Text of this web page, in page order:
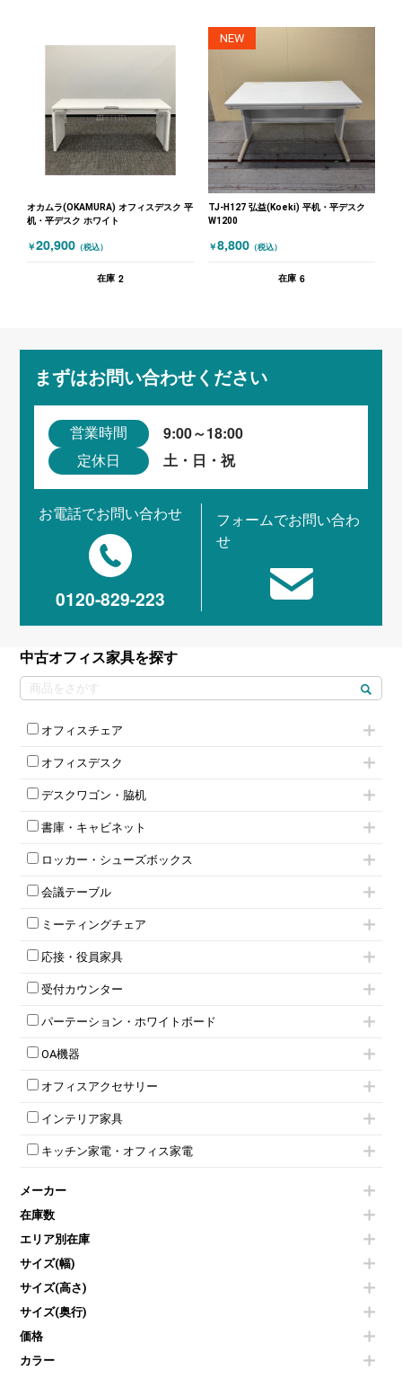
オカムラ(OKAMURA) オフィスデスク 平
机・平デスク ホワイト
￥20,900 （税込）
在庫 2
NEW
TJ-H127 弘益(Koeki) 平机・平デスク
W1200
￥8,800 （税込）
在庫 6
まずはお問い合わせください
営業時間 9:00～18:00
定休日 土・日・祝
お電話でお問い合わせ
0120-829-223
フォームでお問い合わ
せ
中古オフィス家具を探す
オフィスチェア
肘無しチェア
役員チェア
オフィスチェアその他
オフィスデスク
フリーアドレスデスク（ベンチデスク）
昇降デスク
両袖机
デスクワゴン・脇机
インワゴン2段
インワゴン3段
脇机
書庫・キャビネット
ハイキャビネット
ローキャビネット
両開きキャビネット
上下連結キャビネット
軽量ラック（スチールラック）
収納家具その他
両開書庫
ラテラル書庫
ロッカー・シューズボックス
1人用ロッカー
2人用ロッカー
3人用ロッカー
5人用ロッカー
8人用ロッカー
多人数ロッカー
ダイヤル錠ロッカー
ダイヤル錠ロッカー
ワードローブ・クローゼット
会議テーブル
スタッキングテーブル
ネスティングテーブル
カウンターテーブル
T字脚テーブル
会議テーブルW1200～
会議テーブルW1800～
平行スタックテーブル
会議テーブルその他
ミーティングチェア
キャスター付きミーティングチェア
スタッキングミーティングチェア
テーブル付きミーティングチェア
折りたたみミーティングチェア
ハイチェア
ミーティングチェアその他
応接・役員家具
応接セット
応接ソファ
応接チェア
応接・役員家具その他
受付カウンター
ローカウンター
ラウンジカウンター
パーテーション・ホワイトボード
パーテーション
自立タイプパーテーション
パーテーションその他
壁掛けホワイトボード
ホワイトボードその他
OA機器
電話機（ビジネスフォン）
シュレッダー
スクリーン
その他OA機器
オフィスアクセサリー
チェア用台車
演台・講演台・演説台
防音パネル
コートハンガー・ポールハンガー
傘立て
食器棚・キッチンキャビネット
カタログスタンド
オフィスアクセサリーその他
インテリア家具
モールドチェア
ダイニングチェア
カウンターテーブル
センターテーブル・サイドテーブル
ベンチ・スツール
ソファ
シェルフ
ダストボックス（ゴミ箱）
インテリア家具その他
キッチン家電・オフィス家電
冷蔵庫・洗濯機
空気清浄機・加湿器
液晶テレビ・モニター類
エアコン
掃除機
季節家電
メーカー
在庫数
エリア別在庫
サイズ(幅)
サイズ(高さ)
サイズ(奥行)
価格
カラー